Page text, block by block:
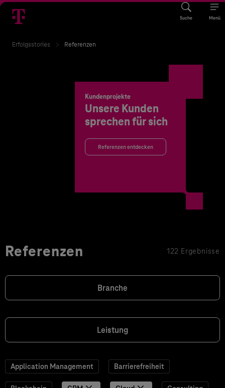
Suche Menü
Erfolgsstories Referenzen
Kundenprojekte
Unsere Kunden
sprechen für sich
Referenzen entdecken
Referenzen 122 Ergebnisse
Branche
Leistung
Application Management Barrierefreiheit